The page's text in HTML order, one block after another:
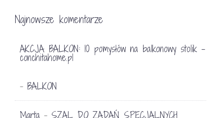
Najnowsze komentarze
AKCJA BALKON: 10 pomysłów na balkonowy stolik -
conchitahome.pl
- BALKON
Marta - SZAL DO ZADAŃ SPECJALNYCH